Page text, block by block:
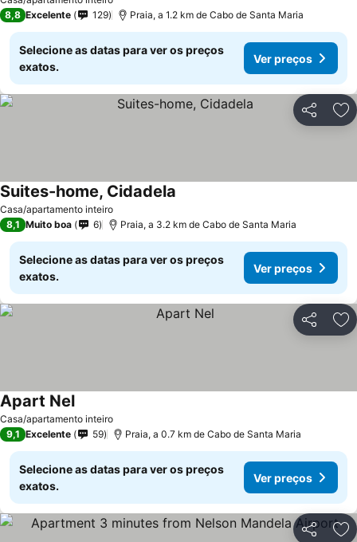
8,8 Excelente 129 Praia, a 1.2 km de Cabo de Santa Maria
Selecione as datas para ver os preços
exatos.
Ver preços
Partilhar
Casa/apartamento inteiro
Suites-home, Cidadela
8,1 Muito boa 6 Praia, a 3.2 km de Cabo de Santa Maria
Selecione as datas para ver os preços
exatos.
Ver preços
Partilhar
Casa/apartamento inteiro
Apart Nel
9,1 Excelente 59 Praia, a 0.7 km de Cabo de Santa Maria
Selecione as datas para ver os preços
exatos.
Ver preços
Partilhar